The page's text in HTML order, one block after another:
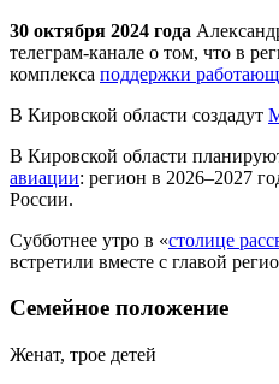
30 октября 2024 года
телеграм-канале о том, что в
комплекса поддержки
В Кировской области создадут
В Кировской области
авиации: регион в 2026–2027
России.
Субботнее утро в «столице
встретили вместе с главой
Семейное положение
Женат, трое детей